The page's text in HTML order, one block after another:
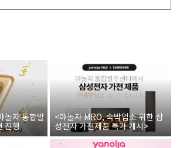
놀자 통합발
진행
<야놀자 MRO, 숙박업소 위한 삼
성전자 가전제품 특가 개시>